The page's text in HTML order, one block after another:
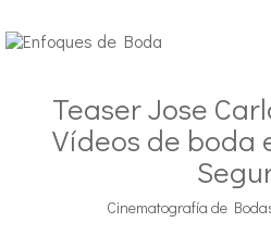
Teaser Jose
Vídeos de boda
Cinematografía de